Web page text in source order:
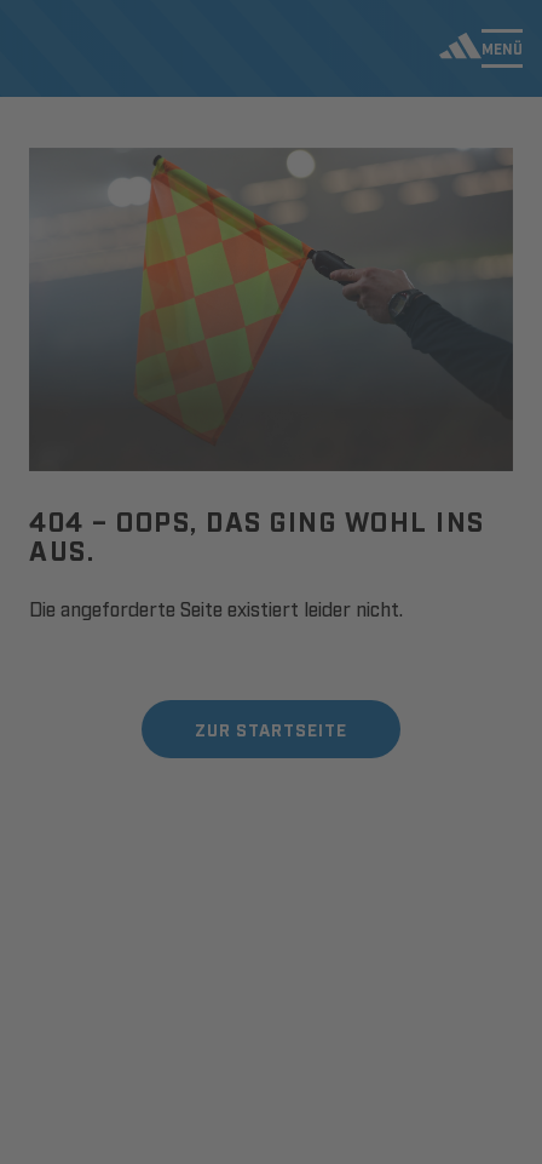
MENÜ
404 – OOPS, DAS GING WOHL INS
AUS.
Die angeforderte Seite existiert leider nicht.
ZUR STARTSEITE